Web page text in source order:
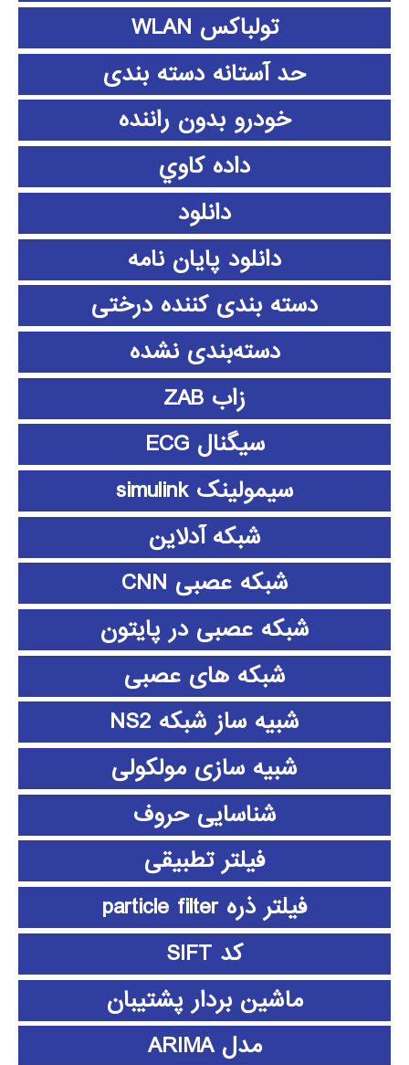
تولباکس WLAN
حد آستانه دسته بندی
خودرو بدون راننده
داده كاوي
دانلود
دانلود پايان نامه
دسته بندی کننده درختی
دسته‌بندی نشده
زاب ZAB
سیگنال ECG
سیمولینک simulink
شبکه آدلاین
شبکه عصبی CNN
شبکه عصبی در پایتون
شبکه های عصبی
شبیه ساز شبکه NS2
شبیه سازی مولکولی
شناسایی حروف
فیلتر تطبیقی
فیلتر ذره particle filter
کد SIFT
ماشین بردار پشتیبان
مدل ARIMA